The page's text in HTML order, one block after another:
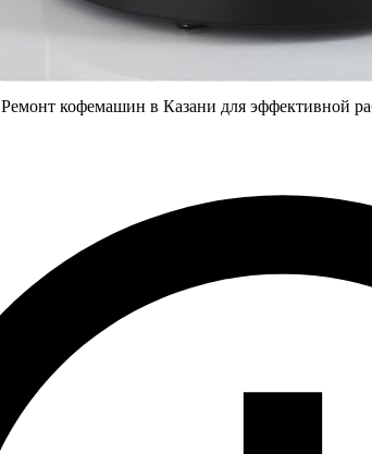
Ремонт кофемашин в Казани для эффективной